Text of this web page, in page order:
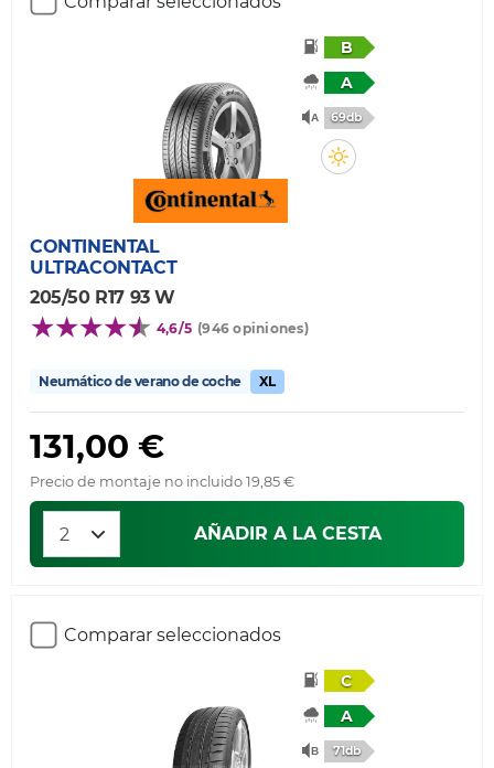
B
A
69db
CONTINENTAL
ULTRACONTACT
205/50 R17 93 W
4,6/5 (946 opiniones)
Neumático de verano de coche XL
131,00 €
Precio de montaje no incluido 19,85 €
AÑADIR A LA CESTA
Comparar seleccionados
C
A
71db